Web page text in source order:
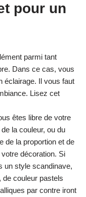
pour un
parmi tant
Dans ce cas, vous
éclairage. Il vous faut
Lisez cet
êtes libre de votre
la couleur, ou du
de la proportion et de
votre décoration. Si
un style scandinave,
de couleur pastels
par contre iront